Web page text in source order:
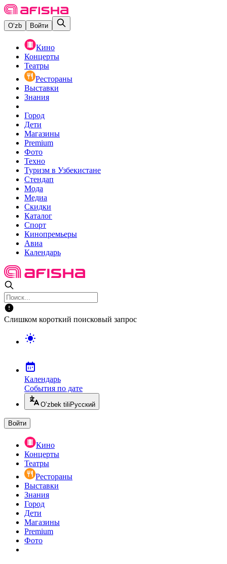
O‘zb Войти
Кино
Концерты
Театры
Рестораны
Выставки
Знания
Город
Дети
Магазины
Premium
Фото
Техно
Туризм в Узбекистане
Стендап
Мода
Медиа
Скидки
Каталог
Спорт
Кинопремьеры
Авиа
Календарь
Слишком короткий поисковый запрос
Календарь
События по дате
O’zbek tili Русский
Войти
Кино
Концерты
Театры
Рестораны
Выставки
Знания
Город
Дети
Магазины
Premium
Фото